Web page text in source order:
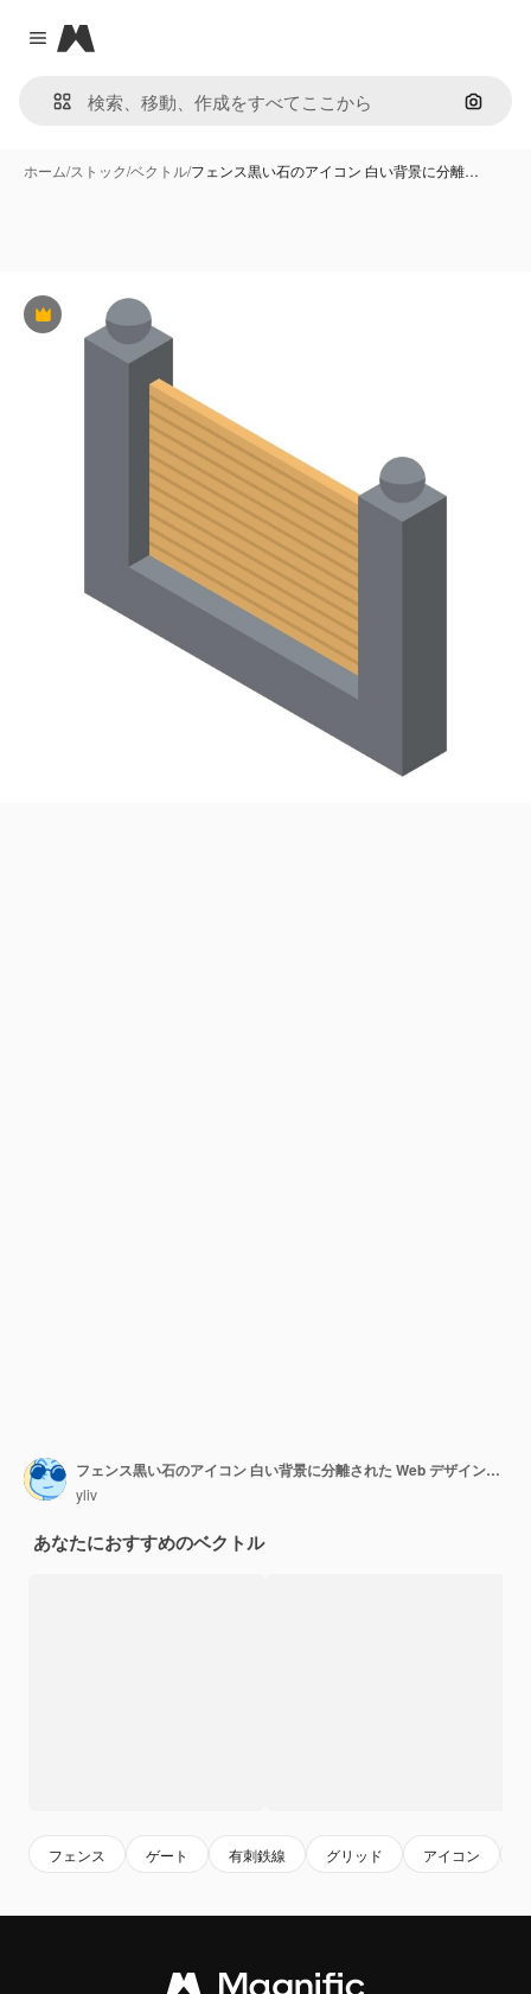
Close menu
Magnific
画像で
ホーム/ストック/ベクトル/フェンス黒い石のアイコン 白い背景に分離…
Premium
フェンス黒い石のアイコン 白い背景に分離された Web デザインのフェンス黒い石ベクトル アイコンの等尺性
yliv
あなたにおすすめのベクトル
フェンス ゲート 有刺鉄線 グリッド アイコン